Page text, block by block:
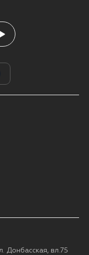
Подписаться
Донбасская, вл.75